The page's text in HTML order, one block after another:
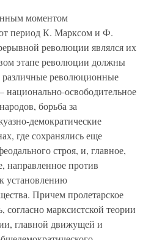
моментом
период К. Марксом и Ф.
революции являлся их
этапе революции должны
различные революционные
освободительное
борьба за
демократические
где сохранялись еще
строя, и, главное,
направленное против
установлению
Причем пролетарское
согласно марксистской теории
главной движущей и